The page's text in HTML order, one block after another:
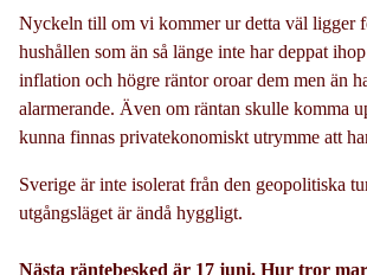
Nyckeln till om vi kommer ur detta väl ligger
hushållen som än så länge inte har deppat
inflation och högre räntor oroar dem men än
alarmerande. Även om räntan skulle komma
kunna finnas privatekonomiskt utrymme att
Sverige är inte isolerat från den geopolitiska
utgångsläget är ändå hyggligt.
Nästa räntebesked är 17 juni. Hur tror